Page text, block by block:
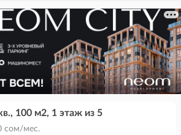
100 м2, 1 этаж из 5
сом/мес.